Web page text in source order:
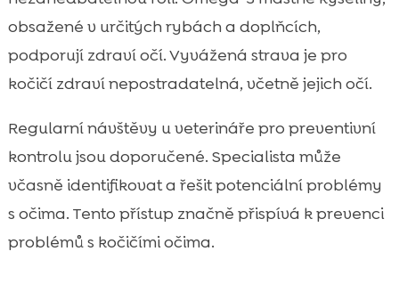
obsažené v určitých rybách a doplňcích,
podporují zdraví očí. Vyvážená strava je pro
kočičí zdraví nepostradatelná, včetně jejich očí.
Regularní návštěvy u veterináře pro preventivní
kontrolu jsou doporučené. Specialista může
včasně identifikovat a řešit potenciální problémy
s očima. Tento přístup značně přispívá k prevenci
problémů s kočičími očima.